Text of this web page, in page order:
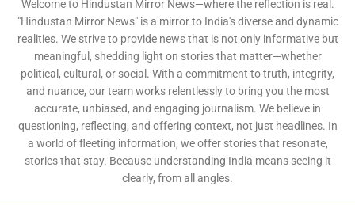
Welcome to Hindustan Mirror News—where the reflection is real.
"Hindustan Mirror News" is a mirror to India's diverse and dynamic
realities. We strive to provide news that is not only informative but
meaningful, shedding light on stories that matter—whether
political, cultural, or social. With a commitment to truth, integrity,
and nuance, our team works relentlessly to bring you the most
accurate, unbiased, and engaging journalism. We believe in
questioning, reflecting, and offering context, not just headlines. In
a world of fleeting information, we offer stories that resonate,
stories that stay. Because understanding India means seeing it
clearly, from all angles.